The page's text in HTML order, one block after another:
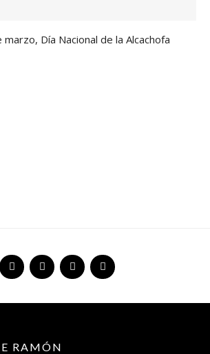
marzo, Día Nacional de la Alcachofa
RAMÓN